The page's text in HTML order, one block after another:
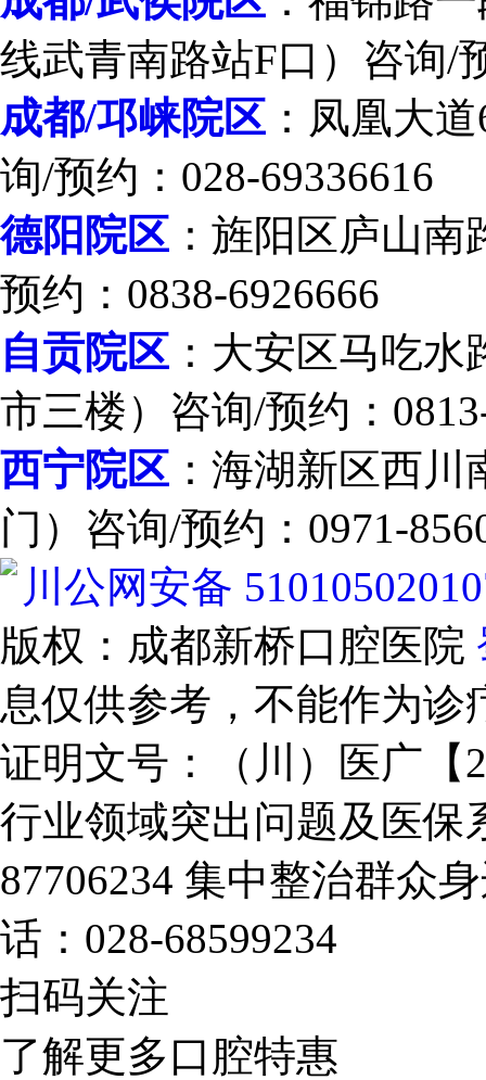
线武青南路站F口）咨询/
成都/邛崃院区 ：凤凰大
询/预约：028-69336616
德阳院区 ：旌阳区庐山
预约：0838-6926666
自贡院区 ：大安区马吃
市三楼）咨询/预约：
西宁院区 ：海湖新区西
门）咨询/预约：0971-
川公网安备
版权：成都新桥口腔医院
息仅供参考，不能作为
证明文号：（川）医广【
行业领域突出问题及医保
87706234 集中整治群众
话：028-68599234
扫码关注
了解更多口腔特惠